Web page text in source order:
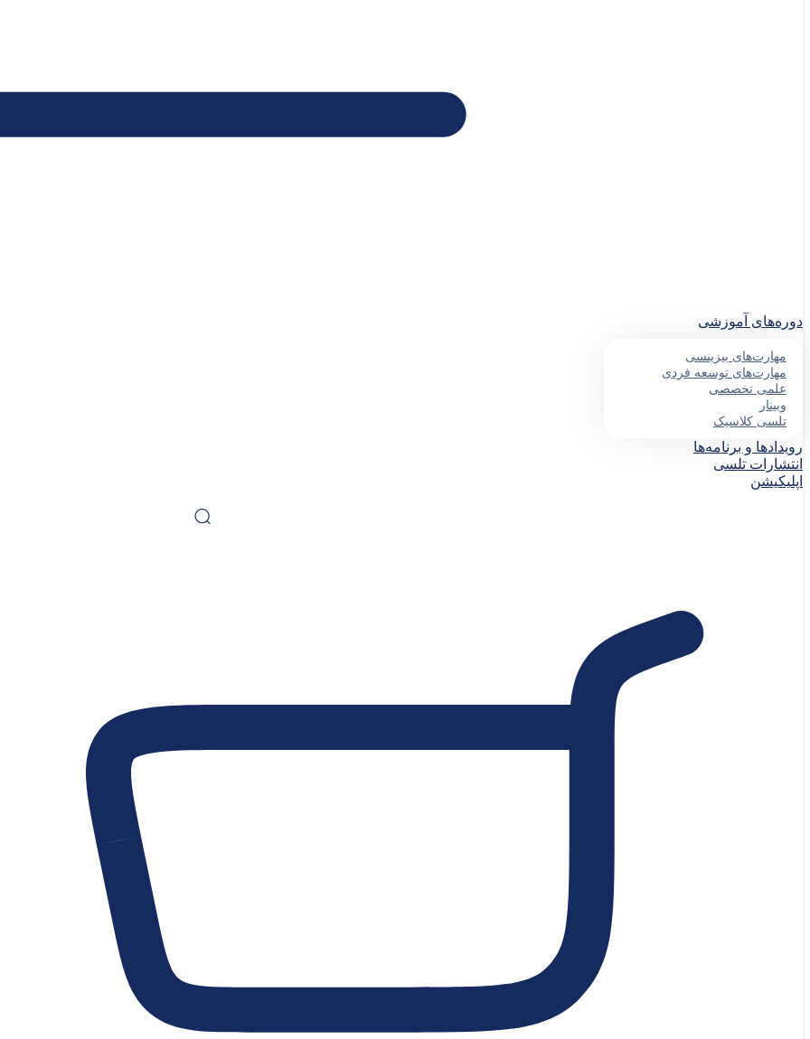
دوره‌های آموزشی
مهارت‌های بیزینسی
مهارت‌های توسعه فردی
علمی تخصصی
وبینار
تلسی کلاسیک
رویدادها و برنامه‌ها
انتشارات تلسی
اپلیکیشن